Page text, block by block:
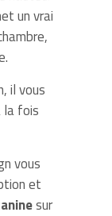
un vrai
il vous
la fois
vous
et
sur